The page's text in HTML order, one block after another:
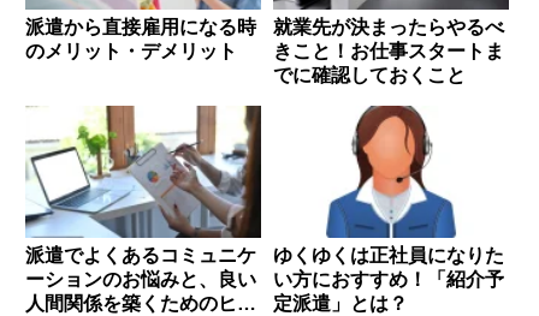
派遣から直接雇用になる時
のメリット・デメリット
就業先が決まったらやるべ
きこと！お仕事スタートま
でに確認しておくこと
派遣でよくあるコミュニケ
ーションのお悩みと、良い
人間関係を築くためのヒン
ゆくゆくは正社員になりた
い方におすすめ！「紹介予
定派遣」とは？